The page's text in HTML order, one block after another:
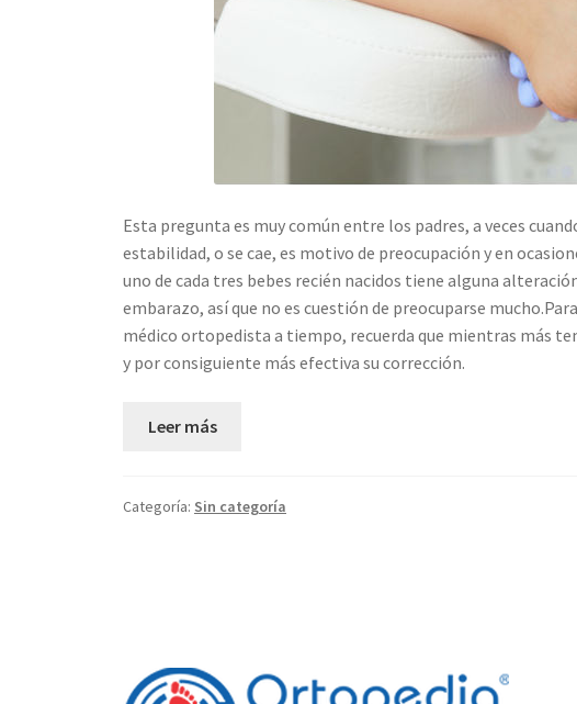
Esta pregunta es muy común entre los padres, a veces
estabilidad, o se cae, es motivo de preocupación y en
uno de cada tres bebes recién nacidos tiene alguna
embarazo, así que no es cuestión de preocuparse
médico ortopedista a tiempo, recuerda que mientras más
y por consiguiente más efectiva su corrección.
Leer más
Categoría: Sin categoría